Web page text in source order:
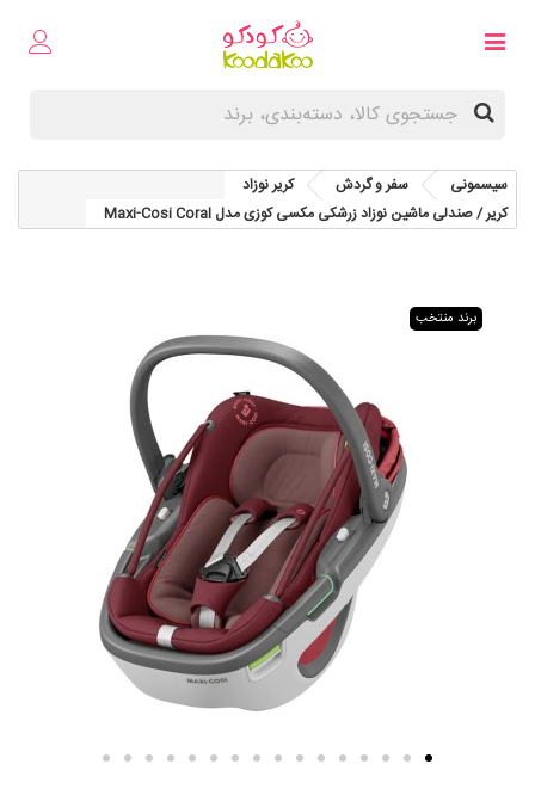
سیسمونی سفر و گردش
کریر نوزاد
کریر / صندلی ماشین نوزاد زرشکی مکسی کوزی مدل Maxi-Cosi Coral
برند منتخب